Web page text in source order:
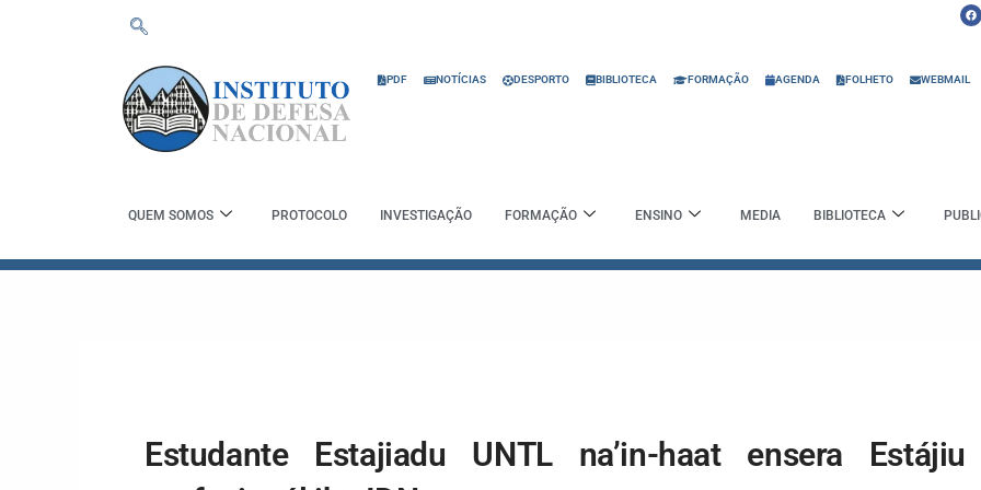
F
a
c
k
PDF NOTÍCIAS DESPORTO BIBLIOTECA FORMAÇÃO AGENDA FOLHETO WEBMAIL
QUEM SOMOS PROTOCOLO INVESTIGAÇÃO FORMAÇÃO ENSINO MEDIA BIBLIOTECA
Estudante Estajiadu UNTL na’in-haat ensera Estájiu